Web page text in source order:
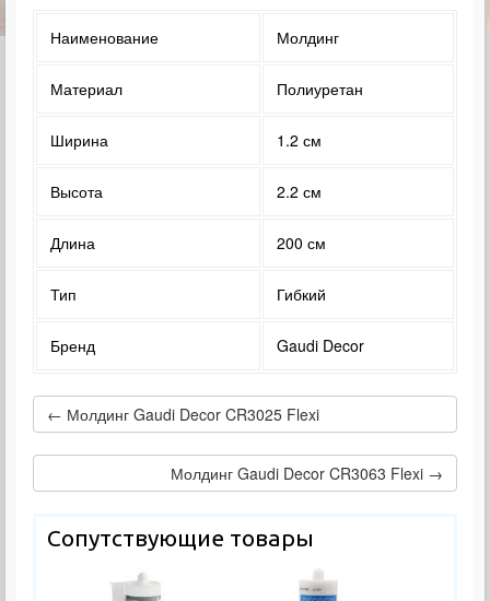
Наименование Молдинг
Материал Полиуретан
Ширина 1.2 см
Высота 2.2 см
Длина 200 см
Тип Гибкий
Бренд Gaudi Decor
← Молдинг Gaudi Decor CR3025 Flexi
Молдинг Gaudi Decor CR3063 Flexi →
Сопутствующие товары